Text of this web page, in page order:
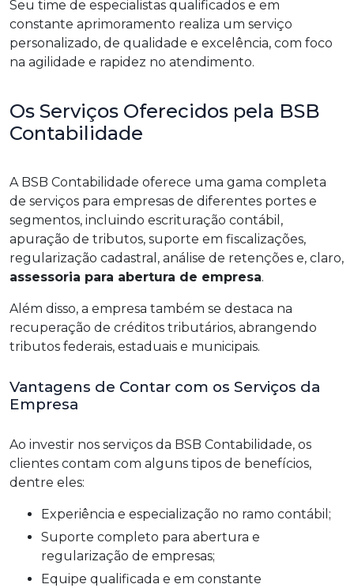
Seu time de especialistas qualificados e em
constante aprimoramento realiza um serviço
personalizado, de qualidade e excelência, com foco
na agilidade e rapidez no atendimento.
Os Serviços Oferecidos pela BSB
Contabilidade
A BSB Contabilidade oferece uma gama completa
de serviços para empresas de diferentes portes e
segmentos, incluindo escrituração contábil,
apuração de tributos, suporte em fiscalizações,
regularização cadastral, análise de retenções e, claro,
assessoria para abertura de empresa.
Além disso, a empresa também se destaca na
recuperação de créditos tributários, abrangendo
tributos federais, estaduais e municipais.
Vantagens de Contar com os Serviços da
Empresa
Ao investir nos serviços da BSB Contabilidade, os
clientes contam com alguns tipos de benefícios,
dentre eles:
Experiência e especialização no ramo contábil;
Suporte completo para abertura e
regularização de empresas;
Equipe qualificada e em constante